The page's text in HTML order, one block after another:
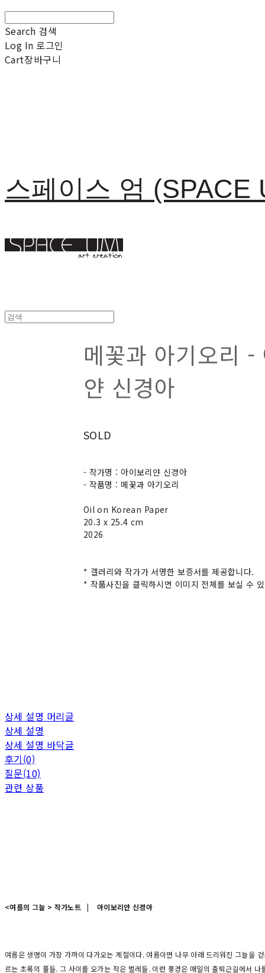
Search 검색
Log In 로그인
Cart장바구니
스페이스 엄 (SPACE
메꽃과 아기오리 -
얀 신경아
SOLD
- 작가명 : 아이보리얀 신경아
- 작품명 : 메꽃과 아기오리
Oil on Korean Paper
20.3 x 25.4 cm
2026
* 갤러리와 작가가 서명한 보증서를 제공합니다.
* 작품사진을 클릭하시면 이미지 전체를 보실 수
상세 설명 머리글
상세 설명
상세 설명 바닥글
후기(0)
질문(10)
관련 상품
<여름의 그늘 > 작가노트 | 아이보리얀 신경아
여름은 생명이 가장 가까이 다가오는 계절이다. 여름이면 나무 아래 드리워진 그늘을
르는 초록의 풀들. 그 사이를 오가는 작은 벌레들. 이런 풍경은 매일의 출퇴근길에서